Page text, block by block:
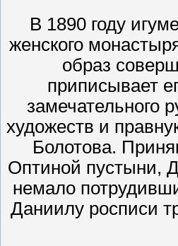
В 1890 году
женского
образ
приписывает
замечательного
художеств и
Болотова.
Оптиной пустыни,
немало
Даниилу росписи